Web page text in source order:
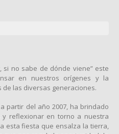
no sabe de dónde viene” este
en nuestros orígenes y la
las diversas generaciones.
partir del año 2007, ha brindado
reflexionar en torno a nuestra
esta fiesta que ensalza la tierra,